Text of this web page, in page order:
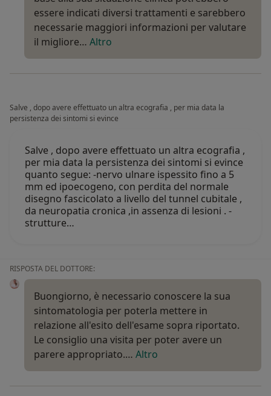
essere indicati diversi trattamenti e sarebbero
necessarie maggiori informazioni per valutare
il migliore… Altro
Salve , dopo avere effettuato un altra ecografia , per mia data la
persistenza dei sintomi si evince
Salve , dopo avere effettuato un altra ecografia ,
per mia data la persistenza dei sintomi si evince
quanto segue: -nervo ulnare ispessito fino a 5
mm ed ipoecogeno, con perdita del normale
disegno fascicolato a livello del tunnel cubitale ,
da neuropatia cronica ,in assenza di lesioni . -
strutture…
RISPOSTA DEL DOTTORE:
Buongiorno, è necessario conoscere la sua
sintomatologia per poterla mettere in
relazione all'esito dell'esame sopra riportato.
Le consiglio una visita per poter avere un
parere appropriato.… Altro